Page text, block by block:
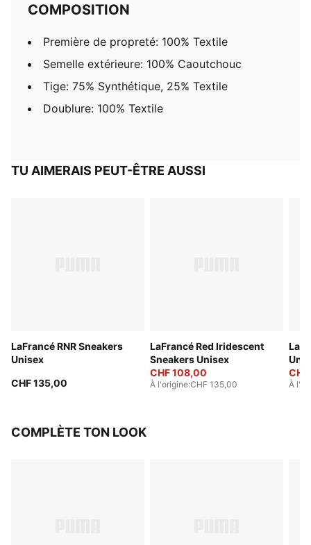
COMPOSITION
Première de propreté: 100% Textile
Semelle extérieure: 100% Caoutchouc
Tige: 75% Synthétique, 25% Textile
Doublure: 100% Textile
TU AIMERAIS PEUT-ÊTRE AUSSI
LaFrancé RNR Sneakers
Unisex
CHF 135,00
LaFrancé Red Iridescent
Sneakers Unisex
CHF 108,00
À l'origine:CHF 135,00 À
COMPLÈTE TON LOOK